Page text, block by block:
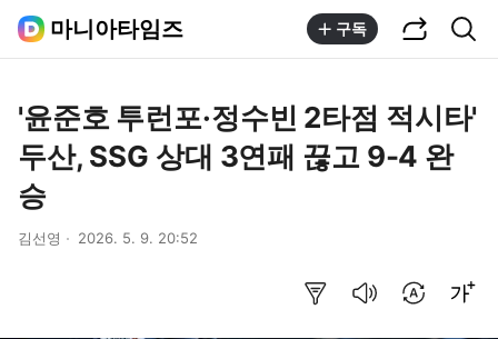
마니아타임즈 구독
'윤준호 투런포·정수빈 2타점 적시타'
두산, SSG 상대 3연패 끊고 9-4 완
승
김선영 2026. 5. 9. 20:52